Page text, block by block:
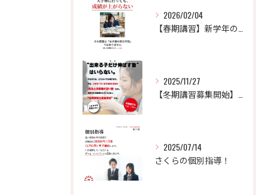
2026/02/04
【春期講習】新学年のスタートダッシュを決めよう！受講生募集中
2025/11/27
【冬期講習募集開始】大手で変わらなかった子が、なぜ“さくら”で伸びるのか。
2025/07/14
さくらの個別指導！